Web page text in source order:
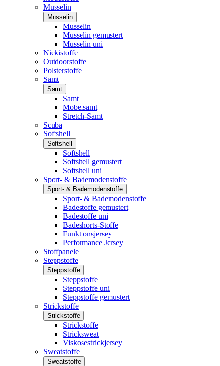
Musselin
Musselin
Musselin
Musselin gemustert
Musselin uni
Nickistoffe
Outdoorstoffe
Polsterstoffe
Samt
Samt
Samt
Möbelsamt
Stretch-Samt
Scuba
Softshell
Softshell
Softshell
Softshell gemustert
Softshell uni
Sport- & Bademodenstoffe
Sport- & Bademodenstoffe
Sport- & Bademodenstoffe
Badestoffe gemustert
Badestoffe uni
Badeshorts-Stoffe
Funktionsjersey
Performance Jersey
Stoffpanele
Steppstoffe
Steppstoffe
Steppstoffe
Steppstoffe uni
Steppstoffe gemustert
Strickstoffe
Strickstoffe
Strickstoffe
Stricksweat
Viskosestrickjersey
Sweatstoffe
Sweatstoffe